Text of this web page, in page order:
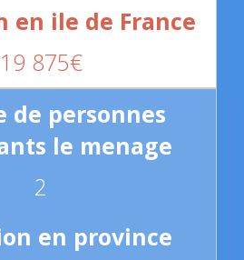
19 875€
2